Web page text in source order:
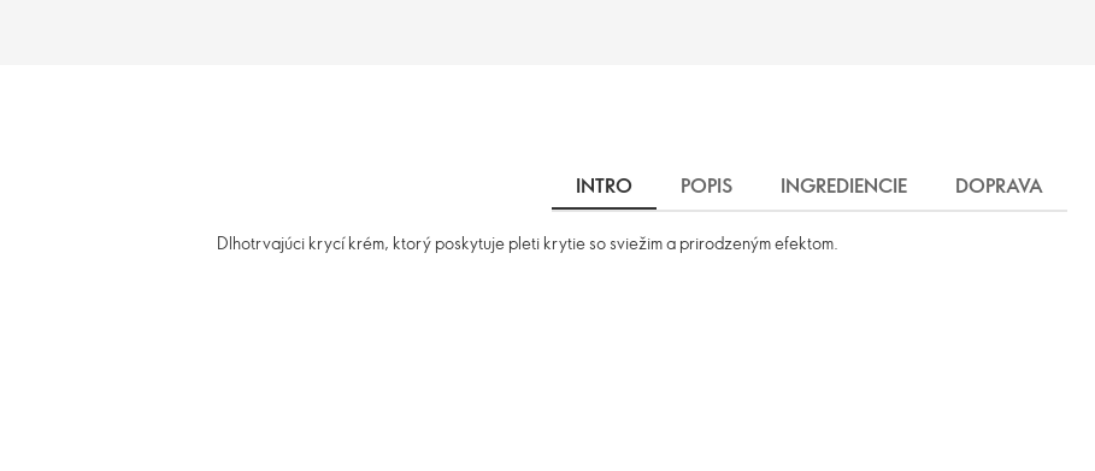
INTRO POPIS INGREDIENCIE DOPRAVA
Dlhotrvajúci krycí krém, ktorý poskytuje pleti krytie so sviežim a prirodzeným efektom.